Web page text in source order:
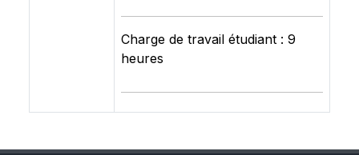
Charge de travail étudiant : 9
heures